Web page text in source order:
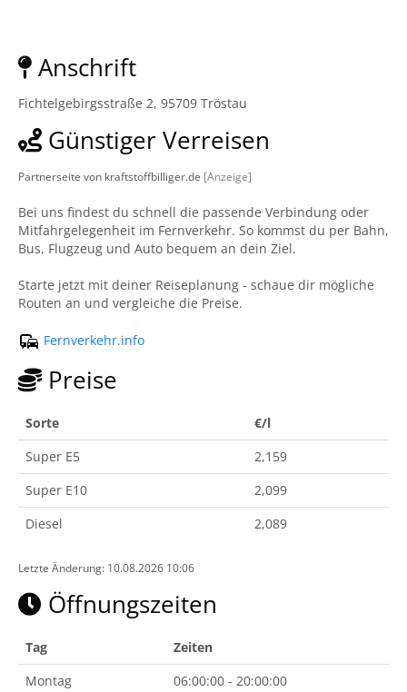
Anschrift
Fichtelgebirgsstraße 2, 95709 Tröstau
Günstiger Verreisen
Partnerseite von kraftstoffbilliger.de [Anzeige]
Bei uns findest du schnell die passende Verbindung oder
Mitfahrgelegenheit im Fernverkehr. So kommst du per Bahn,
Bus, Flugzeug und Auto bequem an dein Ziel.
Starte jetzt mit deiner Reiseplanung - schaue dir mögliche
Routen an und vergleiche die Preise.
Fernverkehr.info
Preise
Sorte
€/l
Super E5
2,159
Super E10
2,099
Diesel
2,089
Letzte Änderung: 10.08.2026 10:06
Öffnungszeiten
Tag
Zeiten
Montag
06:00:00 - 20:00:00